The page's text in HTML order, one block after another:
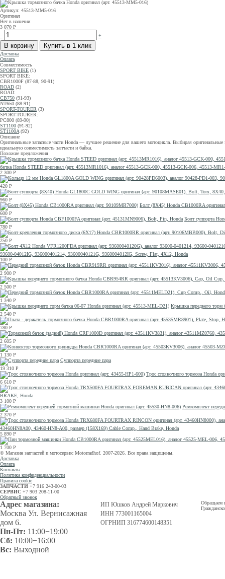
Артикул: 45513-MM5-016
Оригинал
Нет в наличии
3 070 Р
–
+
Доставка
Оплата
Совместимость
SPORT BIKE (1)
SPORT BIKE:
CBR1000F (87-88, 90-91)
ROAD (2)
ROAD:
CB750 (91-93)
NT650 (88-91)
SPORT-TOURER (3)
SPORT-TOURER:
PC800 (89-90)
ST1100 (91-92)
ST1100A (92)
Описание
Оригинальные запасные части Honda — лучшее решение для вашего мотоцикла. Выбирая оригинальные
идеальную совместимость запчасти и байка.
Похожие предложения
бачка Honda STEED оригинал (арт. 45513MR1016), аналог 45513-GCK-000, 45513-GCK-006, 45513-
2 300 Р
420 Р
960 Р
Болт (8X45) Honda CB1000RA
600 Р
Болт суппорта
780 Р
250 Р
93600-04012IG, 936000401214, 93600040121G, 9360004012IG, Screw, Flat, 4X12, Honda
100 Р
2 900 Р
2 500 Р
1 340 Р
Крышка переднего торм
2 540 Р
780 Р
2 605 Р
1 130 Р
Суппорта передние пара
19 310 Р
Трос стояночного тормоза Honda
6 610 Р
BRAKE, Honda
3 100 Р
Ремкомплект
2 370 Р
43460HN8A00, 43460-HN8-A00, размер (158Х169) Cable Comp., Hand Brake, Honda
5 890 Р
1 700 Р
© Магазин запчастей и мотосервис Motorradhof. 2007-2026. Все права защищены.
Доставка
Оплата
Контакты
Политика конфиденциальности
Правила cookie
ЗАПЧАСТИ +7 916 243-00-03
СЕРВИС +7 903 208-11-00
Обратный звонок
Адрес магазина:
Москва Ул. Вернисажная
дом 6.
Пн-Пт: 11:00−19:00
Сб: 10:00−16:00
Вс: Выходной
ИП Юшков Андрей Маркович
ИНН 773001165004
ОГРНИП 316774600148351
Обращаем